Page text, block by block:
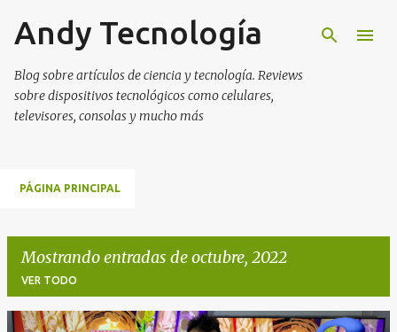
Ir al contenido principal
Andy Tecnología
Blog sobre artículos de ciencia y tecnología. Reviews
sobre dispositivos tecnológicos como celulares,
televisores, consolas y mucho más
PÁGINA PRINCIPAL
Mostrando entradas de octubre, 2022
VER TODO